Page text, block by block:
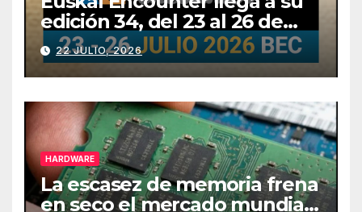
edición 34, del 23 al 26 de
julio
22 JULIO, 2026
HARDWARE
La escasez de memoria frena
en seco el mercado mundial